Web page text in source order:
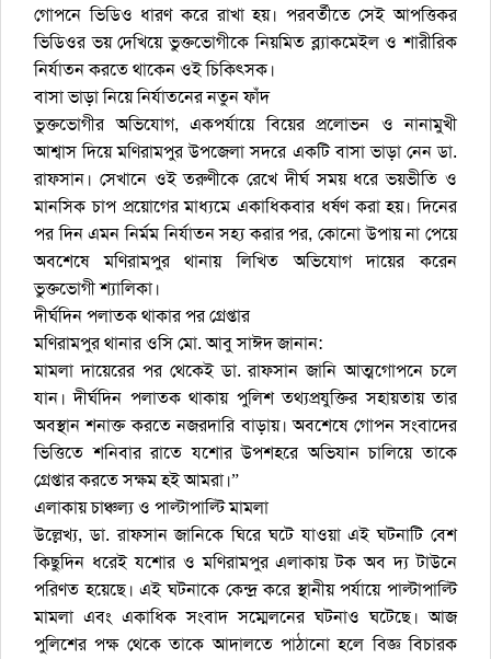
গোপনে ভিডিও ধারণ করে রাখা হয়। পরবর্তীতে সেই আপত্তিকর
ভিডিওর ভয় দেখিয়ে ভুক্তভোগীকে নিয়মিত ব্ল্যাকমেইল ও শারীরিক
নির্যাতন করতে থাকেন ওই চিকিৎসক।
বাসা ভাড়া নিয়ে নির্যাতনের নতুন ফাঁদ
ভুক্তভোগীর অভিযোগ, একপর্যায়ে বিয়ের প্রলোভন ও নানামুখী
আশ্বাস দিয়ে মণিরামপুর উপজেলা সদরে একটি বাসা ভাড়া নেন ডা.
রাফসান। সেখানে ওই তরুণীকে রেখে দীর্ঘ সময় ধরে ভয়ভীতি ও
মানসিক চাপ প্রয়োগের মাধ্যমে একাধিকবার ধর্ষণ করা হয়। দিনের
পর দিন এমন নির্মম নির্যাতন সহ্য করার পর, কোনো উপায় না পেয়ে
অবশেষে মণিরামপুর থানায় লিখিত অভিযোগ দায়ের করেন
ভুক্তভোগী শ্যালিকা।
দীর্ঘদিন পলাতক থাকার পর গ্রেপ্তার
মণিরামপুর থানার ওসি মো. আবু সাঈদ জানান:
মামলা দায়েরের পর থেকেই ডা. রাফসান জানি আত্মগোপনে চলে
যান। দীর্ঘদিন পলাতক থাকায় পুলিশ তথ্যপ্রযুক্তির সহায়তায় তার
অবস্থান শনাক্ত করতে নজরদারি বাড়ায়। অবশেষে গোপন সংবাদের
ভিত্তিতে শনিবার রাতে যশোর উপশহরে অভিযান চালিয়ে তাকে
গ্রেপ্তার করতে সক্ষম হই আমরা।”
এলাকায় চাঞ্চল্য ও পাল্টাপাল্টি মামলা
উল্লেখ্য, ডা. রাফসান জানিকে ঘিরে ঘটে যাওয়া এই ঘটনাটি বেশ
কিছুদিন ধরেই যশোর ও মণিরামপুর এলাকায় টক অব দ্য টাউনে
পরিণত হয়েছে। এই ঘটনাকে কেন্দ্র করে স্থানীয় পর্যায়ে পাল্টাপাল্টি
মামলা এবং একাধিক সংবাদ সম্মেলনের ঘটনাও ঘটেছে। আজ
পুলিশের পক্ষ থেকে তাকে আদালতে পাঠানো হলে বিজ্ঞ বিচারক